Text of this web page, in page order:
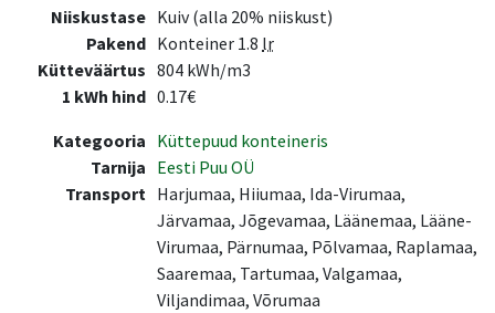
Niiskustase Kuiv (alla 20% niiskust)
Pakend Konteiner 1.8 lr
Kütteväärtus 804 kWh/m3
1 kWh hind 0.17€
Kategooria Küttepuud konteineris
Tarnija Eesti Puu OÜ
Transport Harjumaa, Hiiumaa, Ida-Virumaa,
Järvamaa, Jõgevamaa, Läänemaa, Lääne-
Virumaa, Pärnumaa, Põlvamaa, Raplamaa,
Saaremaa, Tartumaa, Valgamaa,
Viljandimaa, Võrumaa